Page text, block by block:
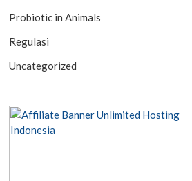
Probiotic in Animals
Regulasi
Uncategorized